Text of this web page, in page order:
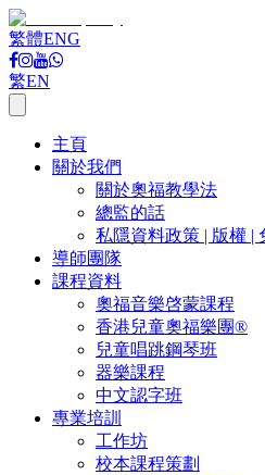
繁體ENG
繁EN
主頁
關於我們
關於奧福教學法
總監的話
私隱資料政策 | 版權 |
導師團隊
課程資料
奧福音樂啓蒙課程
香港兒童奧福樂團®
兒童唱跳鋼琴班
器樂課程
中文認字班
專業培訓
工作坊
校本課程策劃